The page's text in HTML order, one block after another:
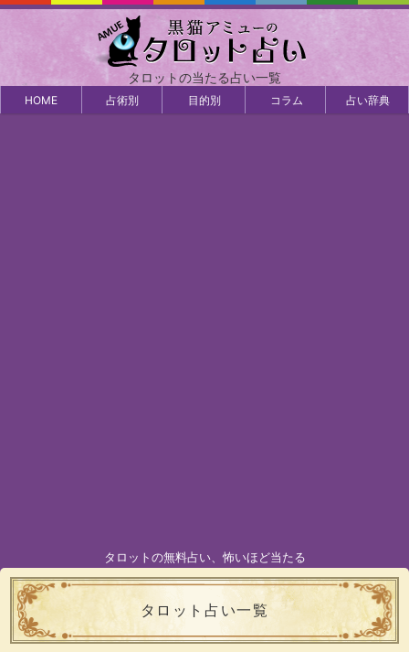
タロットの当たる占い一覧
HOME 占術別 目的別 コラム 占い辞典
タロットの無料占い、怖いほど当たる
タロット占い一覧